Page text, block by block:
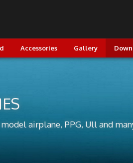
Accessories Gallery
airplane, PPG, Ull and